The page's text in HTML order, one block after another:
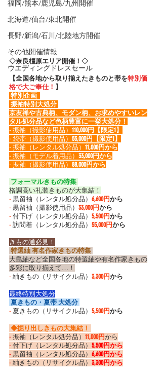
福岡/熊本/鹿児島/九州開催
北海道/仙台/東北開催
長野/新潟/石川/北陸地方開催
その他開催情報
ウエディングドレスセール
◇奈良橿原エリア開催！◇
【全国各地から取り揃えたきものと帯を特別価
格で大ご奉仕！ 】
特別企画
振袖特別大処分
京友禅や古典柄、モダン柄、お求めやすいレン
タル処分品など色柄豊富に一挙大処分！
- 振袖（撮影使用品） 110,000円【限定1】
- 袋帯（撮影使用品） 55,000円【限定1】
- 振袖（レンタル処分品） 11,000円から
- 振袖（モデル着用品） 33,000円から
- 振袖（撮影使用品） 88,000円から
フォーマルきもの特集
格調高い礼装きものが大集結！
- 黒留袖（レンタル処分品） 6,600円から
- 黒留袖（撮影使用品） 33,000円から
- 付下げ（レンタル処分品） 5,500円から
- 訪問着（レンタル処分品） 55,000円から
きもの通必見！
特選紬 有名作家きもの特集
大島紬など全国各地の特選紬や有名作家きもの
多彩に取り揃えて…！
- 紬きもの（リサイクル品） 3,300円から
最終特別大処分
夏きもの・夏帯 大処分
- 夏きもの（リサイクル品） 5,500円から
◆掘り出しきもの大集結！
- 振袖（レンタル処分品） 11,000円から
- 付下げ（レンタル処分品） 5,500円から
- 黒留袖（レンタル処分品） 6,600円から
- 紬きもの（リサイクル品） 3,300円から